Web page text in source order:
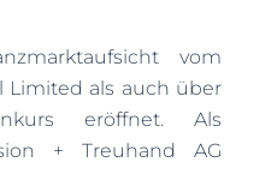
vom
Limited als auch über
eröffnet. Als
+ Treuhand AG